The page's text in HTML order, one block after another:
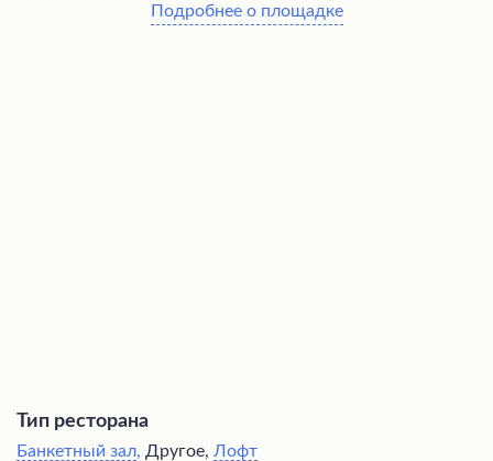
просторные залы с высокими потолками, креативно
Подробнее о площадке
Тип ресторана
Банкетный зал, Другое, Лофт